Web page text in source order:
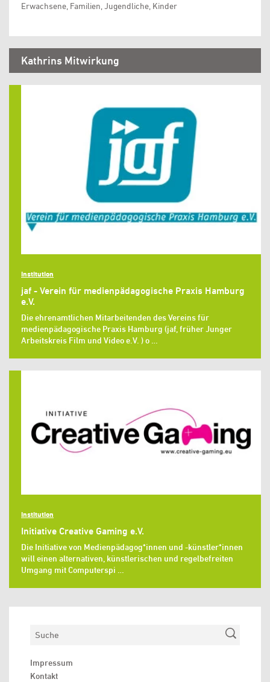
Erwachsene, Familien, Jugendliche, Kinder
Kathrins Mitwirkung
Institution
jaf - Verein für medienpädagogische Praxis Hamburg
e.V.
Die ehrenamtlichen Mitarbeitenden des Vereins für
medienpädagogische Praxis Hamburg (jaf, früher Junger
Arbeitskreis Film und Video e.V. ) o …
Institution
Initiative Creative Gaming e.V.
Die Initiative von Medienpädagog*innen und -künstler*innen
will einen alternativen, künstlerischen und regelbefreiten
Umgang mit Computerspi …
Suchen
Impressum
Kontakt